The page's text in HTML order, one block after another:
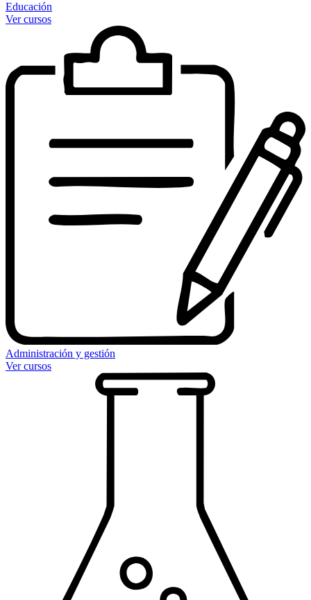
Educación
Ver cursos
Administración y gestión
Ver cursos